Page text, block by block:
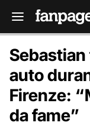
auto
Firenze:
da fame”